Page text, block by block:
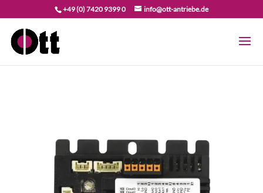
+49 (0) 7420 9399 0 info@ott-antriebe.de